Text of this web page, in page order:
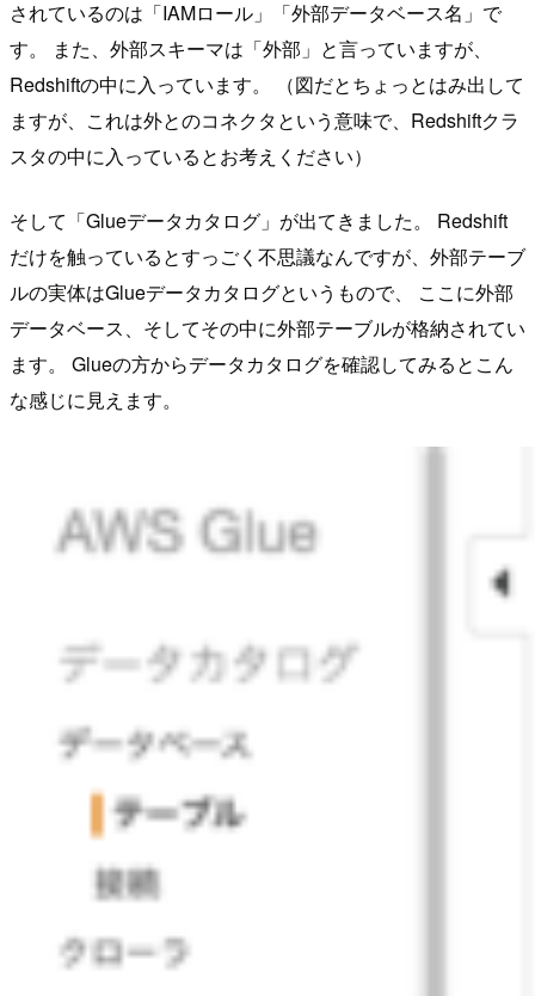
されているのは「IAMロール」「外部データベース名」で
す。 また、外部スキーマは「外部」と言っていますが、
Redshiftの中に入っています。 （図だとちょっとはみ出して
ますが、これは外とのコネクタという意味で、Redshiftクラ
スタの中に入っているとお考えください）
そして「Glueデータカタログ」が出てきました。 Redshift
だけを触っているとすっごく不思議なんですが、外部テーブ
ルの実体はGlueデータカタログというもので、 ここに外部
データベース、そしてその中に外部テーブルが格納されてい
ます。 Glueの方からデータカタログを確認してみるとこん
な感じに見えます。